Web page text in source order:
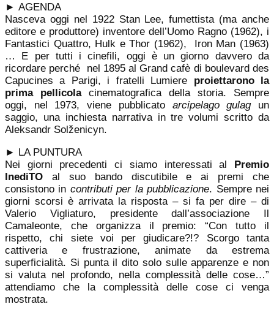
► AGENDA
Nasceva oggi nel 1922 Stan Lee, fumettista (ma anche
editore e produttore) inventore dell’Uomo Ragno (1962), i
Fantastici Quattro, Hulk e Thor (1962), Iron Man (1963)
… E per tutti i cinefili, oggi è un giorno davvero da
ricordare perché nel 1895 al Grand cafè di boulevard des
Capucines a Parigi, i fratelli Lumiere proiettarono la
prima pellicolacinematografica della storia. Sempre
oggi, nel 1973, viene pubblicato arcipelago gulag un
saggio, una inchiesta narrativa in tre volumi scritto da
Aleksandr Solženicyn.
► LA PUNTURA
Nei giorni precedenti ci siamo interessati al Premio
InediTO al suo bando discutibile e ai premi che
consistono in contributi per la pubblicazione. Sempre nei
giorni scorsi è arrivata la risposta – si fa per dire – di
Valerio Vigliaturo, presidente dall’associazione Il
Camaleonte, che organizza il premio: “Con tutto il
rispetto, chi siete voi per giudicare?!? Scorgo tanta
cattiveria e frustrazione, animate da estrema
superficialità. Si punta il dito solo sulle apparenze e non
si valuta nel profondo, nella complessità delle cose…”
attendiamo che la complessità delle cose ci venga
mostrata.